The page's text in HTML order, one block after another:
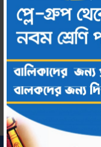
Download